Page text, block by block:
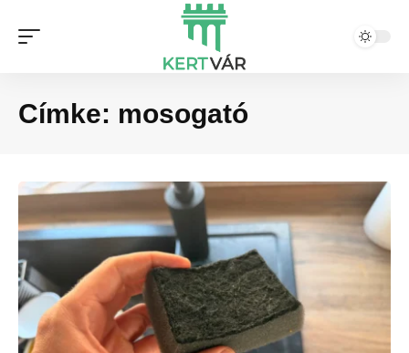
Címke: mosogató